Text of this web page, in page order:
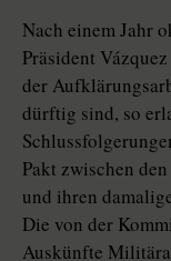
Nach einem Jahr
Präsident
der
dürftig sind, so
Pakt zwischen
und ihren
Die von der
Auskünfte